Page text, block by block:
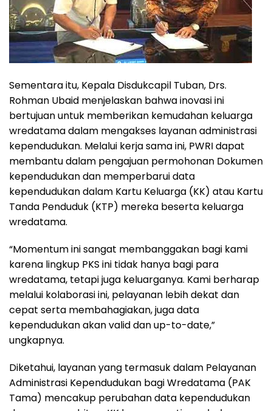
Sementara itu, Kepala Disdukcapil Tuban, Drs.
Rohman Ubaid menjelaskan bahwa inovasi ini
bertujuan untuk memberikan kemudahan keluarga
wredatama dalam mengakses layanan administrasi
kependudukan. Melalui kerja sama ini, PWRI dapat
membantu dalam pengajuan permohonan Dokumen
kependudukan dan memperbarui data
kependudukan dalam Kartu Keluarga (KK) atau Kartu
Tanda Penduduk (KTP) mereka beserta keluarga
wredatama.
“Momentum ini sangat membanggakan bagi kami
karena lingkup PKS ini tidak hanya bagi para
wredatama, tetapi juga keluarganya. Kami berharap
melalui kolaborasi ini, pelayanan lebih dekat dan
cepat serta membahagiakan, juga data
kependudukan akan valid dan up-to-date,”
ungkapnya.
Diketahui, layanan yang termasuk dalam Pelayanan
Administrasi Kependudukan bagi Wredatama (PAK
Tama) mencakup perubahan data kependudukan